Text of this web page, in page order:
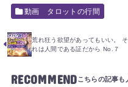
動画 タロットの行間
荒れ狂う欲望があってもいい。 そ
れは人間である証だから No.７
RECOMMEND